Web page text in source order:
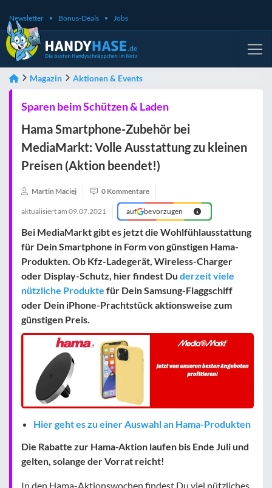
Newsletter Bonus-Deals Jobs
Magazin Aktionen & Events
Sparen beim Schützen & Laden
Hama Smartphone-Zubehör bei
MediaMarkt: Volle Ausstattung zu kleinen
Preisen (Aktion beendet!)
Martin Maciej 0 Kommentare
aktualisiert am 09.07.2021 auf bevorzugen
Bei MediaMarkt gibt es jetzt die Wohlfühlausstattung
für Dein Smartphone in Form von günstigen Hama-
Produkten. Ob Kfz-Ladegerät, Wireless-Charger
oder Display-Schutz, hier findest Du derzeit viele
nützliche Produkte für Dein Samsung-Flaggschiff
oder Dein iPhone-Prachtstück aktionsweise zum
günstigen Preis.
Hier geht es zu einer Auswahl an Hama-Produkten
Die Rabatte zur Hama-Aktion laufen bis Ende Juli und
gelten, solange der Vorrat reicht!
In den Hama-Aktionswochen findest Du viel nützliches